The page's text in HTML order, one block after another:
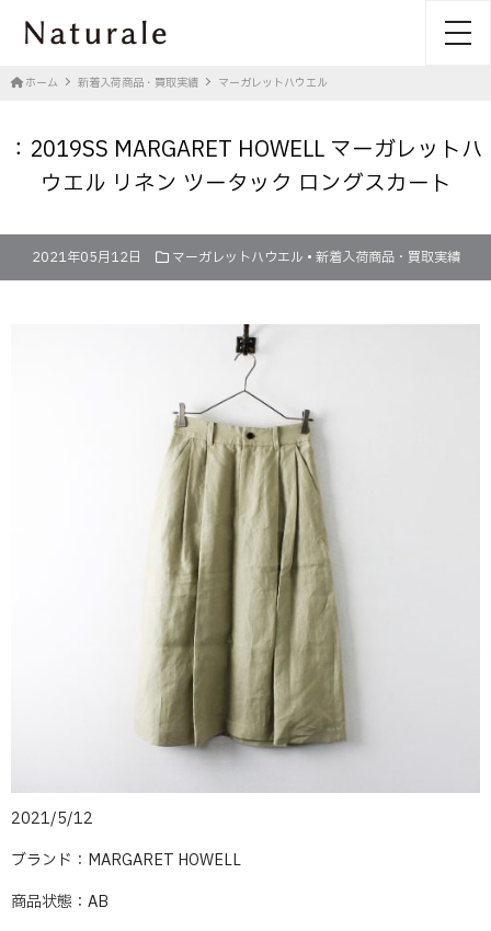
ホーム 新着入荷商品・買取実績 マーガレットハウエル
：2019SS MARGARET HOWELL マーガレットハ
ウエル リネン ツータック ロングスカート
2021年05月12日 マーガレットハウエル • 新着入荷商品・買取実績
2021/5/12
ブランド：MARGARET HOWELL
商品状態：AB